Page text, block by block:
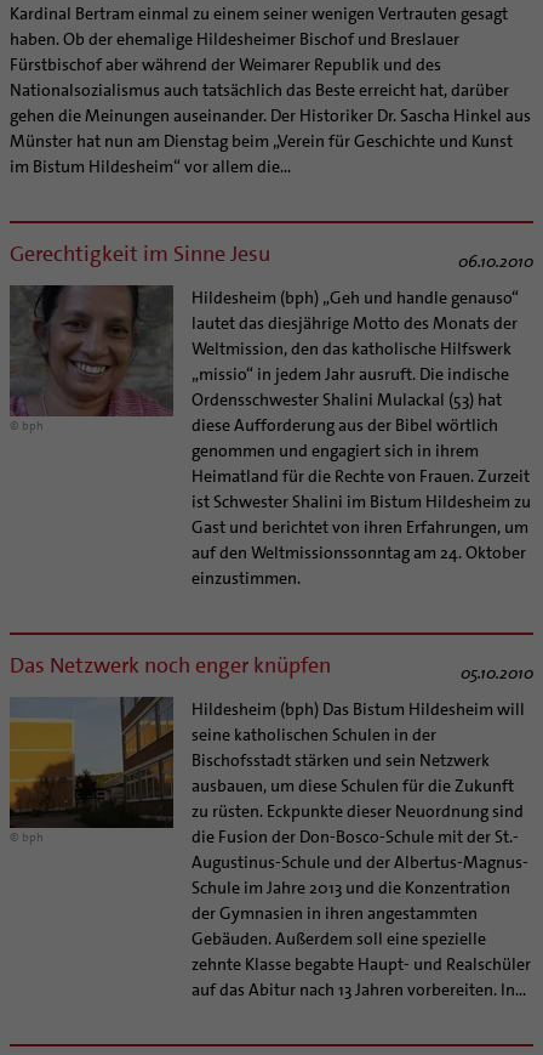
Kardinal Bertram einmal zu einem seiner wenigen Vertrauten gesagt
haben. Ob der ehemalige Hildesheimer Bischof und Breslauer
Fürstbischof aber während der Weimarer Republik und des
Nationalsozialismus auch tatsächlich das Beste erreicht hat, darüber
gehen die Meinungen auseinander. Der Historiker Dr. Sascha Hinkel aus
Münster hat nun am Dienstag beim „Verein für Geschichte und Kunst
im Bistum Hildesheim“ vor allem die...
Gerechtigkeit im Sinne Jesu 06.10.2010
© bph
Hildesheim (bph) „Geh und handle genauso“
lautet das diesjährige Motto des Monats der
Weltmission, den das katholische Hilfswerk
„missio“ in jedem Jahr ausruft. Die indische
Ordensschwester Shalini Mulackal (53) hat
diese Aufforderung aus der Bibel wörtlich
genommen und engagiert sich in ihrem
Heimatland für die Rechte von Frauen. Zurzeit
ist Schwester Shalini im Bistum Hildesheim zu
Gast und berichtet von ihren Erfahrungen, um
auf den Weltmissionssonntag am 24. Oktober
einzustimmen.
Das Netzwerk noch enger knüpfen 05.10.2010
© bph
Hildesheim (bph) Das Bistum Hildesheim will
seine katholischen Schulen in der
Bischofsstadt stärken und sein Netzwerk
ausbauen, um diese Schulen für die Zukunft
zu rüsten. Eckpunkte dieser Neuordnung sind
die Fusion der Don-Bosco-Schule mit der St.-
Augustinus-Schule und der Albertus-Magnus-
Schule im Jahre 2013 und die Konzentration
der Gymnasien in ihren angestammten
Gebäuden. Außerdem soll eine spezielle
zehnte Klasse begabte Haupt- und Realschüler
auf das Abitur nach 13 Jahren vorbereiten. In...